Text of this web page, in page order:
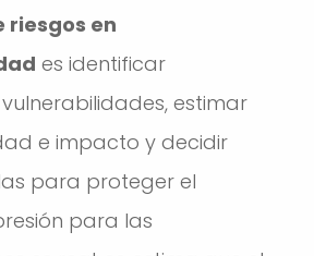
riesgos en
es identificar
estimar
e impacto y decidir
para proteger el
para las